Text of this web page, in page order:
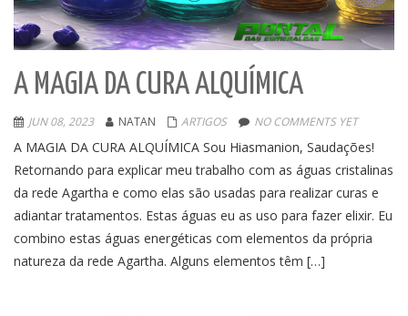
A MAGIA DA CURA ALQUÍMICA
JUN 08, 2023 NATAN ARTIGOS NO COMMENTS YET
A MAGIA DA CURA ALQUÍMICA Sou Hiasmanion, Saudações!
Retornando para explicar meu trabalho com as águas cristalinas
da rede Agartha e como elas são usadas para realizar curas e
adiantar tratamentos. Estas águas eu as uso para fazer elixir. Eu
combino estas águas energéticas com elementos da própria
natureza da rede Agartha. Alguns elementos têm […]